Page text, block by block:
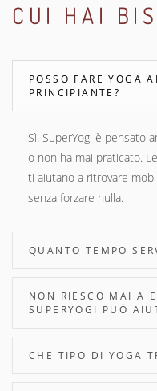
CUI HAI
POSSO FARE YOGA
PRINCIPIANTE?
Sì. SuperYogi è pensato
o non ha mai praticato.
ti aiutano a ritrovare
senza forzare nulla.
QUANTO TEMPO
NON RIESCO MAI A
SUPERYOGI PUÒ
CHE TIPO DI YOGA